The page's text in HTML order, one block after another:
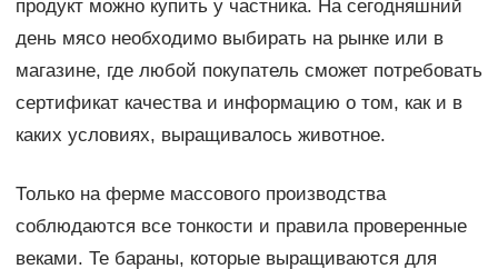
продукт можно купить у частника. На сегодняшний
день мясо необходимо выбирать на рынке или в
магазине, где любой покупатель сможет потребовать
сертификат качества и информацию о том, как и в
каких условиях, выращивалось животное.
Только на ферме массового производства
соблюдаются все тонкости и правила проверенные
веками. Те бараны, которые выращиваются для